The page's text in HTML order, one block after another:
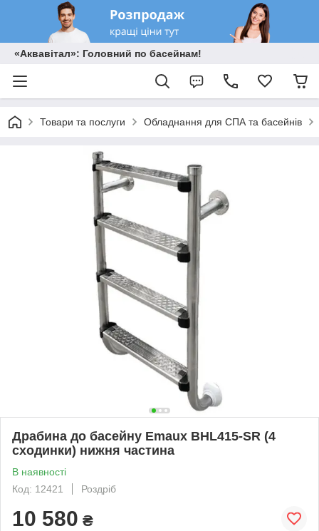
«Аквавітал»: Головний по басейнам!
Товари та послуги Обладнання для СПА та басейнів
Драбина до басейну Emaux BHL415-SR (4
сходинки) нижня частина
В наявності
Код: 12421
Роздріб
10 580 ₴